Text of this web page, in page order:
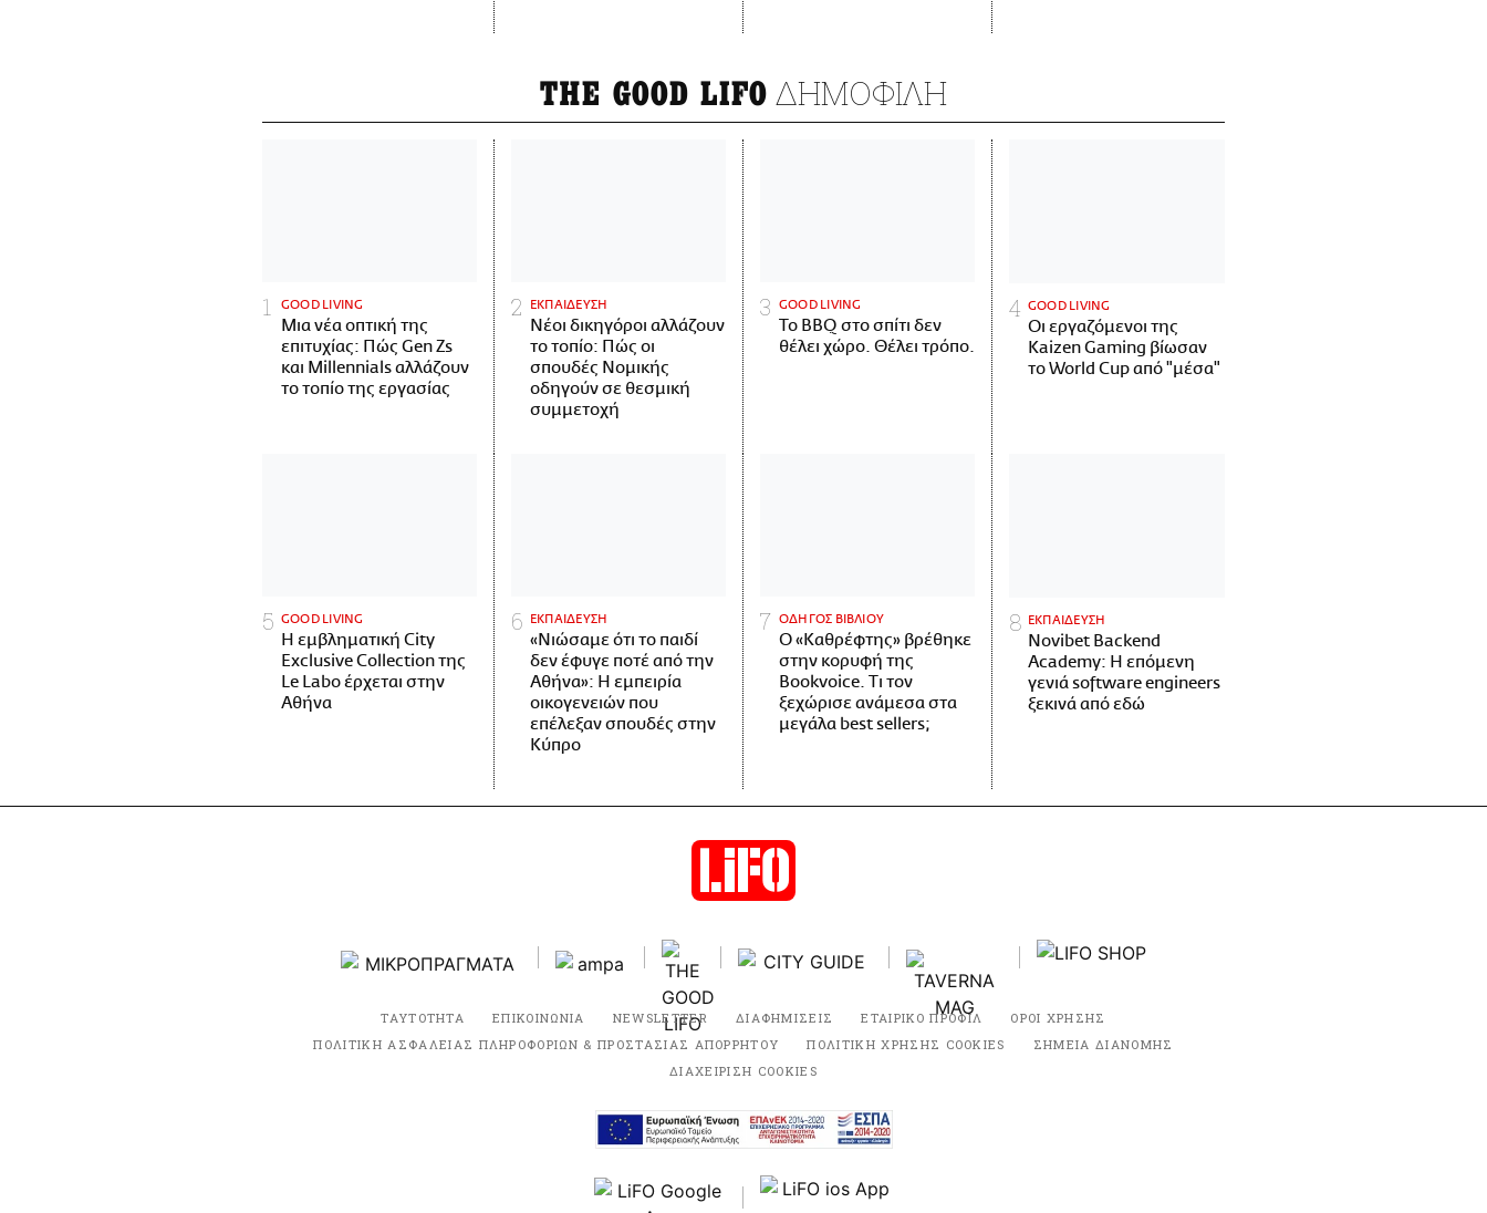
THE GOOD LIFO ΔΗΜΟΦΙΛΗ
GOOD LIVING
Μια νέα οπτική της
επιτυχίας: Πώς Gen Zs
και Millennials αλλάζουν
το τοπίο της εργασίας
ΕΚΠΑΙΔΕΥΣΗ
Νέοι δικηγόροι αλλάζουν
το τοπίο: Πώς οι
σπουδές Νομικής
οδηγούν σε θεσμική
συμμετοχή
GOOD LIVING
Το BBQ στο σπίτι δεν
θέλει χώρο. Θέλει τρόπο.
GOOD LIVING
Οι εργαζόμενοι της
Kaizen Gaming βίωσαν
το World Cup από "μέσα"
GOOD LIVING
Η εμβληματική City
Exclusive Collection της
Le Labo έρχεται στην
Αθήνα
ΕΚΠΑΙΔΕΥΣΗ
«Νιώσαμε ότι το παιδί
δεν έφυγε ποτέ από την
Αθήνα»: Η εμπειρία
οικογενειών που
επέλεξαν σπουδές στην
Κύπρο
ΟΔΗΓΟΣ ΒΙΒΛΙΟΥ
Ο «Καθρέφτης» βρέθηκε
στην κορυφή της
Bookvoice. Τι τον
ξεχώρισε ανάμεσα στα
μεγάλα best sellers;
ΕΚΠΑΙΔΕΥΣΗ
Novibet Backend
Academy: Η επόμενη
γενιά software engineers
ξεκινά από εδώ
ΤΑΥΤΟΤΗΤΑ ΕΠΙΚΟΙΝΩΝΙΑ NEWSLETTER ΔΙΑΦΗΜΙΣΕΙΣ ΕΤΑΙΡΙΚΟ ΠΡΟΦΙΛ
ΟΡΟΙ ΧΡΗΣΗΣ
ΠΟΛΙΤΙΚΗ ΑΣΦΑΛΕΙΑΣ ΠΛΗΡΟΦΟΡΙΩΝ & ΠΡΟΣΤΑΣΙΑΣ ΑΠΟΡΡΗΤΟΥ
ΠΟΛΙΤΙΚΗ ΧΡΗΣΗΣ COOKIES
ΣΗΜΕΙΑ ΔΙΑΝΟΜΗΣ
ΔΙΑΧΕΙΡΙΣΗ COOKIES